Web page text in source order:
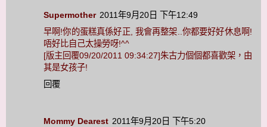
Supermother 2011年9月20日 下午12:49
早啊!你的蛋糕真係好正, 我會再整架..你都要好好休息啊!
唔好比自己太操勞呀!^^
[版主回覆09/20/2011 09:34:27]朱古力個個都喜歡架，由
其是女孩子!
回覆
Mommy Dearest 2011年9月20日 下午5:20